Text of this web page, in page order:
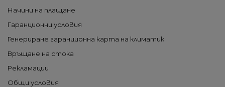
Начини на плащане
Гаранционни условия
Генериране гаранционна карта на климатик
Връщане на стока
Рекламации
Общи условия